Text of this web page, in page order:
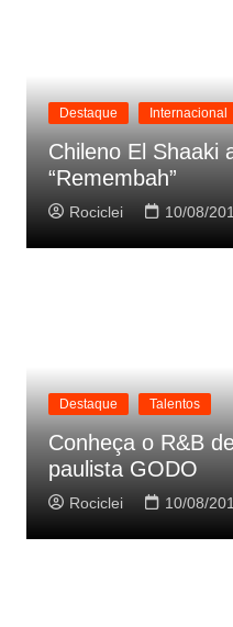
Destaque Internacional
Chileno El Shaaki
“Remembah”
Rociclei 10/08/
Destaque Talentos
Conheça o R&B
paulista GODO
Rociclei 10/08/